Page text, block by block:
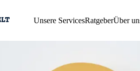
Unsere ServicesRatgeberÜber